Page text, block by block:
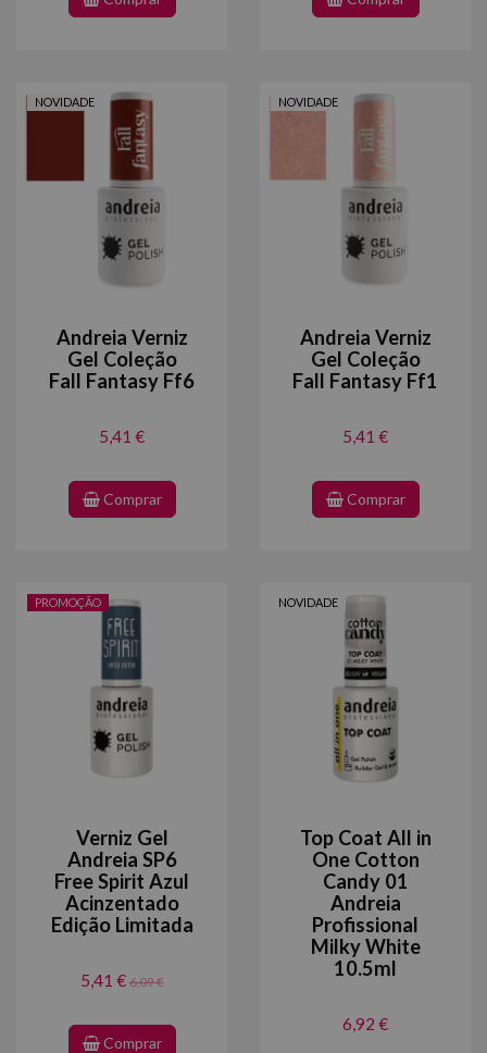
NOVIDADE
Andreia Verniz
Gel Coleção
Fall Fantasy Ff6
5,41 €
Comprar
NOVIDADE
Andreia Verniz
Gel Coleção
Fall Fantasy Ff1
5,41 €
Comprar
PROMOÇÃO
Verniz Gel
Andreia SP6
Free Spirit Azul
Acinzentado
Edição Limitada
5,41 €6,09 €
Comprar
NOVIDADE
Top Coat All in
One Cotton
Candy 01
Andreia
Profissional
Milky White
10.5ml
6,92 €